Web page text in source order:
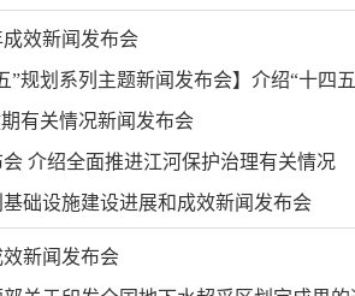
效新闻发布会
”规划系列主题新闻发布会】介绍“十四
有关情况新闻发布会
介绍全面推进江河保护治理有关情况
础设施建设进展和成效新闻发布会
新闻发布会